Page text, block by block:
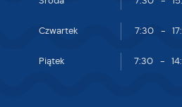
Czwartek 7:30 -
Piątek 7:30 -
Ci naszych komunikatów na
oraz Twoich zwyczajów dotyczących
promocyjne mogą pojawić się na
będących naszymi partnerami oraz